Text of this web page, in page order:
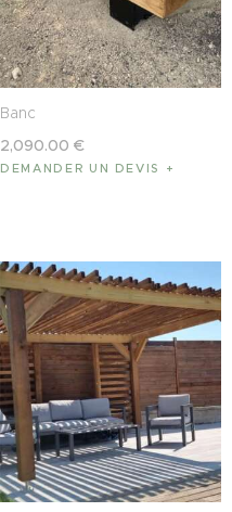
Banc
2,090.00 €
DEMANDER UN DEVIS